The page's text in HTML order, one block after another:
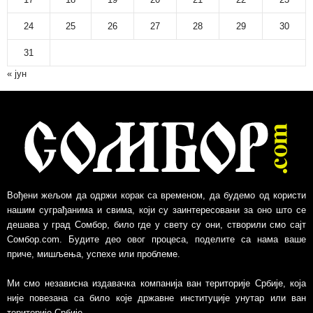
а
24 25 26 27 28 29 30
31
« јун
Вођени жељом да одржи корак са временом, да будемо од користи
нашим суграђанима и свима, који су заинтересовани за оно што се
дешава у град Сомбор, било где у свету су они, створили смо сајт
Сомбор.com. Будите део овог процеса, поделите са нама ваше
приче, мишљења, успехе или проблеме.
Ми смо независна издавачка компанија ван територије Србије, којa
није повезанa са било које државне институције унутар или ван